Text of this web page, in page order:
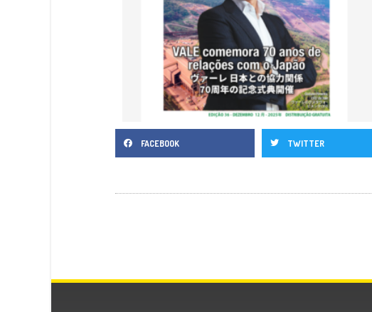
FACEBOOK TWITTER